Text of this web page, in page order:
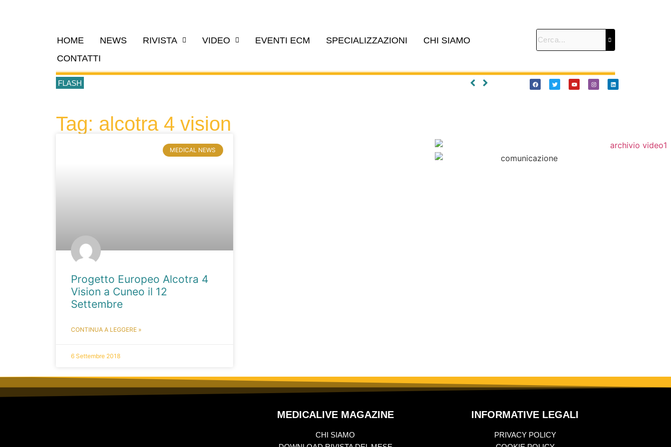
HOME NEWS RIVISTA VIDEO EVENTI ECM SPECIALIZZAZIONI
CHI SIAMO
CONTATTI
FLASH
Tag: alcotra 4 vision
MEDICAL NEWS
Progetto Europeo Alcotra 4
Vision a Cuneo il 12
Settembre
CONTINUA A LEGGERE »
6 Settembre 2018
MEDICALIVE MAGAZINE
CHI SIAMO
INFORMATIVE LEGALI
PRIVACY POLICY